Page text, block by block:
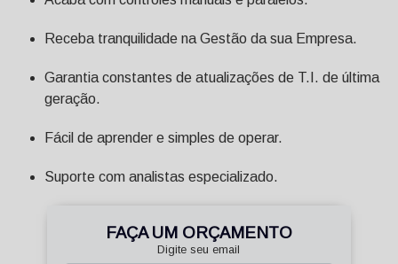
Receba tranquilidade na Gestão da sua Empresa.
Garantia constantes de atualizações de T.I. de última
geração.
Fácil de aprender e simples de operar.
Suporte com analistas especializado.
FAÇA UM ORÇAMENTO
Digite seu email